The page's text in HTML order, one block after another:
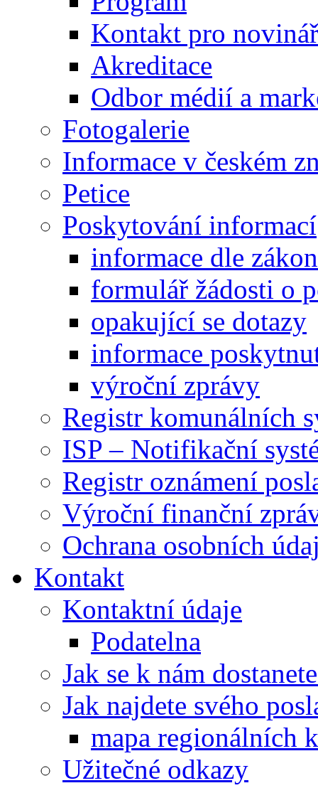
Kontakt pro
Akreditace
Odbor médií a
Fotogalerie
Informace v českém
Petice
Poskytování informací
informace dle
formulář žádosti o
opakující se dotazy
informace
výroční zprávy
Registr komunálních
ISP – Notifikační
Registr oznámení
Výroční finanční
Ochrana osobních
Kontakt
Kontaktní údaje
Podatelna
Jak se k nám
Jak najdete svého
mapa regionálních
Užitečné odkazy